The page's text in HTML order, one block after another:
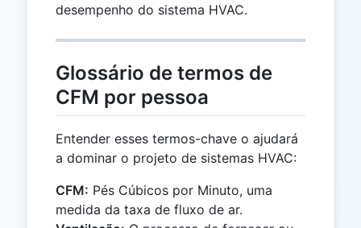
desempenho do sistema HVAC.
Glossário de termos de
CFM por pessoa
Entender esses termos-chave o ajudará
a dominar o projeto de sistemas HVAC:
CFM: Pés Cúbicos por Minuto, uma
medida da taxa de fluxo de ar.